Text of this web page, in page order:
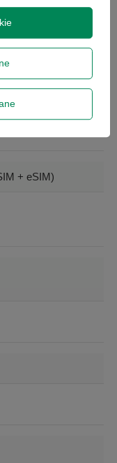
+ eSIM)